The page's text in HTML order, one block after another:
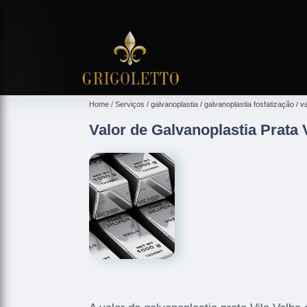
Home Serviços galvanoplastia galvanoplastia fosfatização
Valor de Galvanoplastia Prata